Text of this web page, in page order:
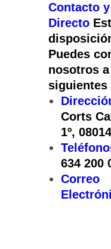
Contacto
Directo
Puedes
nosotros
siguientes
Corts
1º,
634 200
Correo